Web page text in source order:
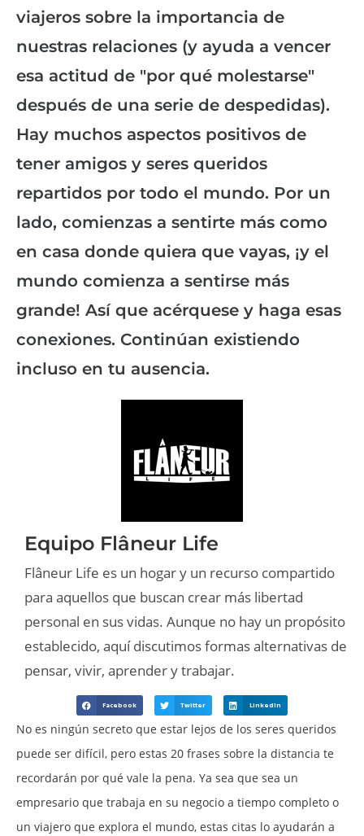
viajeros sobre la importancia de
nuestras relaciones (y ayuda a vencer
esa actitud de "por qué molestarse"
después de una serie de despedidas).
Hay muchos aspectos positivos de
tener amigos y seres queridos
repartidos por todo el mundo. Por un
lado, comienzas a sentirte más como
en casa donde quiera que vayas, ¡y el
mundo comienza a sentirse más
grande! Así que acérquese y haga esas
conexiones. Continúan existiendo
incluso en tu ausencia.
Equipo Flâneur Life
Flâneur Life es un hogar y un recurso compartido
para aquellos que buscan crear más libertad
personal en sus vidas. Aunque no hay un propósito
establecido, aquí discutimos formas alternativas de
pensar, vivir, aprender y trabajar.
Facebook Twitter LinkedIn
No es ningún secreto que estar lejos de los seres queridos
puede ser difícil, pero estas 20 frases sobre la distancia te
recordarán por qué vale la pena. Ya sea que sea un
empresario que trabaja en su negocio a tiempo completo o
un viajero que explora el mundo, estas citas lo ayudarán a